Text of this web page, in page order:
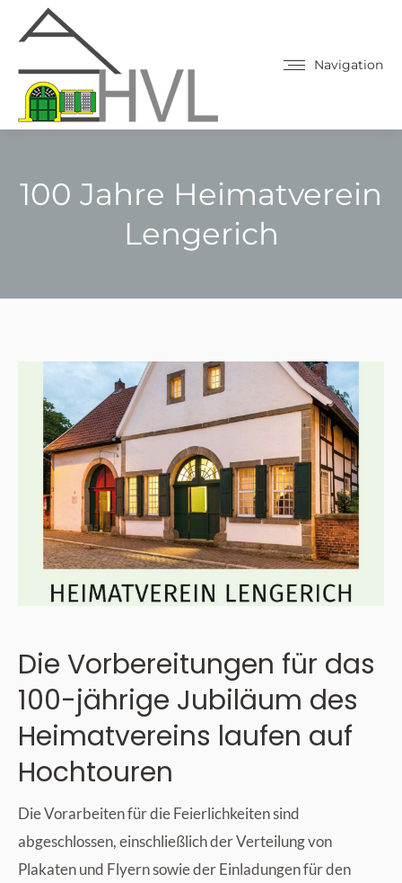
Navigation
100 Jahre Heimatverein
Lengerich
Die Vorbereitungen für das
100-jährige Jubiläum des
Heimatvereins laufen auf
Hochtouren
Die Vorarbeiten für die Feierlichkeiten sind
abgeschlossen, einschließlich der Verteilung von
Plakaten und Flyern sowie der Einladungen für den